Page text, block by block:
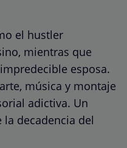
el hustler
mientras que
esposa.
música y montaje
adictiva. Un
decadencia del